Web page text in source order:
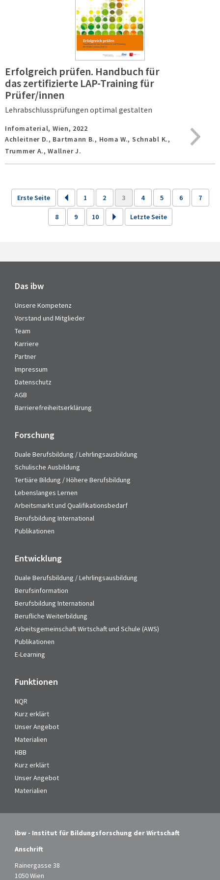
Erfolgreich prüfen. Handbuch für
das zertifizierte LAP-Training für
Prüfer/innen
Lehrabschlussprüfungen optimal gestalten
Infomaterial, Wien, 2022
Achleitner D., Bartmann B., Homa W., Schnabl K.,
Trummer A., Wallner J.
Erste Seite 1 2 3 4 5 6 7
8 9 10 Letzte Seite
Das ibw
Unsere Kompetenz
Vorstand und Mitglieder
Team
Karriere
Partner
Impressum
Datenschutz
AGB
Barrierefreiheitserklärung
Forschung
Duale Berufsbildung / Lehrlingsausbildung
Schulische Ausbildung
Tertiäre Bildung / Höhere Berufsbildung
Lebenslanges Lernen
Arbeitsmarkt und Qualifikationsbedarf
Berufsbildung International
Publikationen
Entwicklung
Duale Berufsbildung / Lehrlingsausbildung
Berufsinformation
Berufsbildung International
Berufliche Weiterbildung
Arbeitsgemeinschaft Wirtschaft und Schule (AWS)
Publikationen
E-Learning
Funktionen
NQR
Kurz erklärt
Unser Angebot
Materialien
HBB
Kurz erklärt
Unser Angebot
Materialien
ibw - Institut für Bildungsforschung der Wirtschaft
Anschrift
Rainergasse 38
1050 Wien